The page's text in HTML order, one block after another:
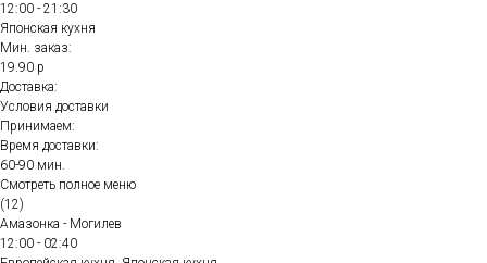
12:00 - 21:30
Японская кухня
Мин. заказ:
19.90 р
Доставка:
Условия доставки
Принимаем:
Время доставки:
60-90 мин.
Смотреть полное меню
(12)
Амазонка - Могилев
12:00 - 02:40